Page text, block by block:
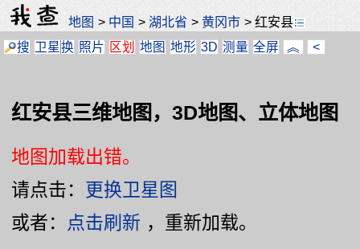
地图 > 中国 >湖北省 >黄冈市 >红安县
搜 卫星换 照片 区划 地图 地形 3D 测量 全屏 ︽ <
红安县三维地图，3D地图、立体地图
地图加载出错。
请点击： 更换卫星图
或者： 点击刷新 ，重新加载。